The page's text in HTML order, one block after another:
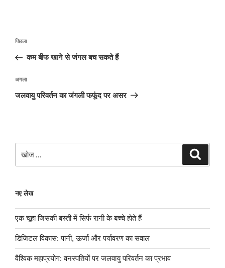
पोस्ट
पिछला
पोस्ट:
पिछला
कम बीफ खाने से जंगल बच सकते हैं
अगली
पोस्ट
अगला
जलवायु परिवर्तन का जंगली फफूंद पर असर
नए लेख
एक चूहा जिसकी बस्ती में सिर्फ रानी के बच्चे होते हैं
डिजिटल विकास: पानी, ऊर्जा और पर्यावरण का सवाल
वैश्विक महाप्रयोग: वनस्पतियों पर जलवायु परिवर्तन का प्रभाव